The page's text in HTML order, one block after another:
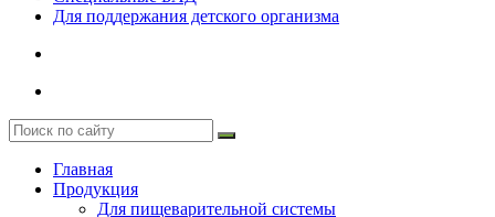
Для поддержания детского организма
Главная
Продукция
Для пищеварительной системы